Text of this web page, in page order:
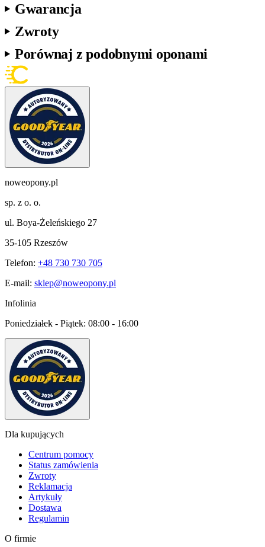
Gwarancja
Zwroty
Porównaj z podobnymi oponami
noweopony.pl
sp. z o. o.
ul. Boya-Żeleńskiego 27
35-105 Rzeszów
Telefon: +48 730 730 705
E-mail: sklep@noweopony.pl
Infolinia
Poniedziałek - Piątek: 08:00 - 16:00
Dla kupujących
Centrum pomocy
Status zamówienia
Zwroty
Reklamacja
Artykuły
Dostawa
Regulamin
O firmie